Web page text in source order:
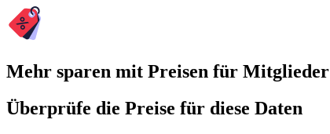
Mehr sparen mit Preisen für Mitglieder
Überprüfe die Preise für diese Daten